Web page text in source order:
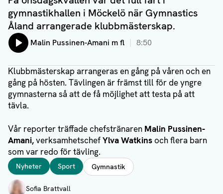
gymnastikhallen i Möckelö när Gymnastics
Åland arrangerade klubbmästerskap.
Lyssna på:
Malin Pussinen-Amani m fl 8:50
Klubbmästerskap arrangeras en gång på våren och en
gång på hösten. Tävlingen är främst till för de yngre
gymnasterna så att de få möjlighet att testa på att
tävla.
Vår reporter träffade chefstränaren Malin Pussinen-
Amani,verksamhetschefYlva Watkinsoch flera barn
som var redo för tävling.
Taggar
Nyheter Sport Gymnastik
Författare
Sofia Brattvall